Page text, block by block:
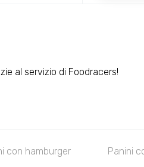
al servizio di Foodracers!
con hamburger Panini